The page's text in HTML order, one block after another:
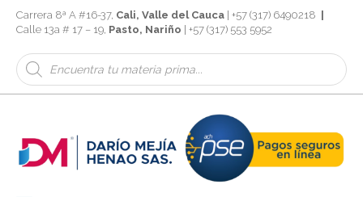
Carrera 8ª A #16-37, Cali, Valle del Cauca | +57 (317) 6490218
Calle 13a # 17 – 19, Pasto, Nariño | +57 (317) 553 5952
Búsqueda
de
productos